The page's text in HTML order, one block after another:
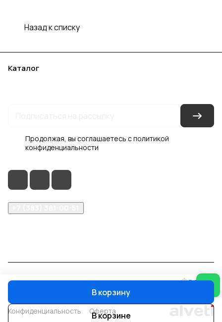
В корзину
В корзине
Назад к списку
Каталог
Продолжая, вы соглашаетесь сполитикой
конфиденциальности
© 2026 Интер-Двери
Конфиденциальность Оферта